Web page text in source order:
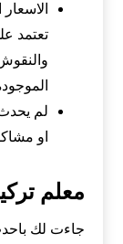
تعتمد
لم
او
معلم
جاءت لك